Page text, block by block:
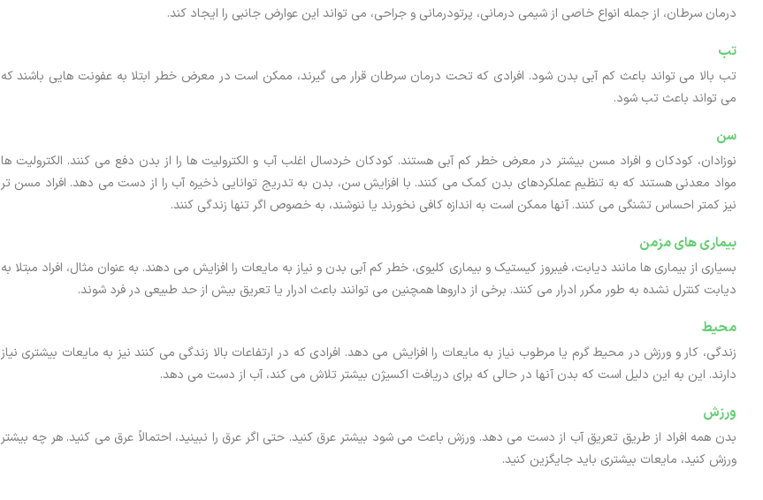
درمان سرطان، از جمله انواع خاصی از شیمی درمانی، پرتودرمانی و جراحی، می تواند این عوارض جانبی را ایجاد کند.
تب
تب بالا می تواند باعث کم آبی بدن شود. افرادی که تحت درمان سرطان قرار می گیرند، ممکن است در معرض خطر ابتلا به عفونت هایی باشند که
می تواند باعث تب شود.
سن
نوزادان، کودکان و افراد مسن بیشتر در معرض خطر کم آبی هستند. کودکان خردسال اغلب آب و الکترولیت ها را از بدن دفع می کنند. الکترولیت ها
مواد معدنی هستند که به تنظیم عملکردهای بدن کمک می کنند. با افزایش سن، بدن به تدریج توانایی ذخیره آب را از دست می دهد. افراد مسن تر
نیز کمتر احساس تشنگی می کنند. آنها ممکن است به اندازه کافی نخورند یا ننوشند، به خصوص اگر تنها زندگی کنند.
بیماری های مزمن
بسیاری از بیماری ها مانند دیابت، فیبروز کیستیک و بیماری کلیوی، خطر کم آبی بدن و نیاز به مایعات را افزایش می دهند. به عنوان مثال، افراد مبتلا به
دیابت کنترل نشده به طور مکرر ادرار می کنند. برخی از داروها همچنین می توانند باعث ادرار یا تعریق بیش از حد طبیعی در فرد شوند.
محیط
زندگی، کار و ورزش در محیط گرم یا مرطوب نیاز به مایعات را افزایش می دهد. افرادی که در ارتفاعات بالا زندگی می کنند نیز به مایعات بیشتری نیاز
دارند. این به این دلیل است که بدن آنها در حالی که برای دریافت اکسیژن بیشتر تلاش می کند، آب از دست می دهد.
ورزش
بدن همه افراد از طریق تعریق آب از دست می دهد. ورزش باعث می شود بیشتر عرق کنید. حتی اگر عرق را نبینید، احتمالاً عرق می کنید. هر چه بیشتر
ورزش کنید، مایعات بیشتری باید جایگزین کنید.